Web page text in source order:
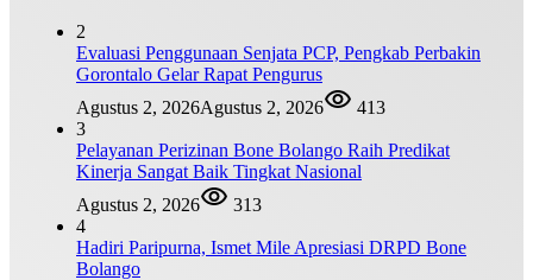
2
Evaluasi Penggunaan Senjata PCP, Pengkab Perbakin
Gorontalo Gelar Rapat Pengurus
Agustus 2, 2026Agustus 2, 2026
413
3
Pelayanan Perizinan Bone Bolango Raih Predikat
Kinerja Sangat Baik Tingkat Nasional
Agustus 2, 2026
313
4
Hadiri Paripurna, Ismet Mile Apresiasi DRPD Bone
Bolango